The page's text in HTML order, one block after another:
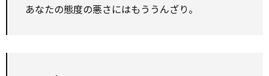
あなたの態度の悪さにはもううんざり。